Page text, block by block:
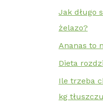
Jak długo
żelazo?
Ananas to
Dieta
Ile trzeba
kg